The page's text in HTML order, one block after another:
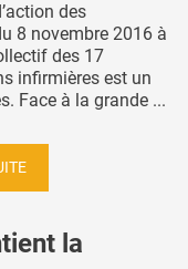
des
8 novembre 2016 à
des 17
infirmières est un
Face à la grande ...
la